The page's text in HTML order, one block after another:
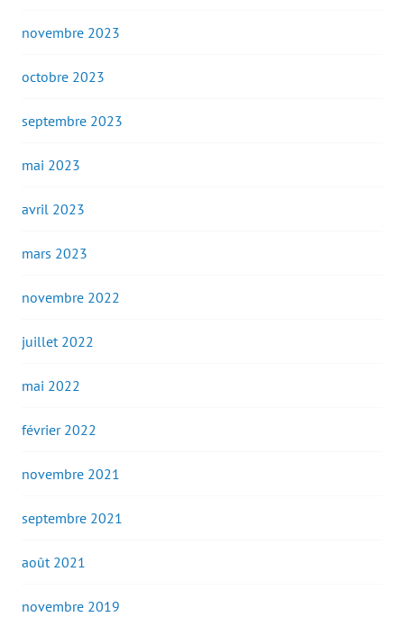
novembre 2023
octobre 2023
septembre 2023
mai 2023
avril 2023
mars 2023
novembre 2022
juillet 2022
mai 2022
février 2022
novembre 2021
septembre 2021
août 2021
novembre 2019